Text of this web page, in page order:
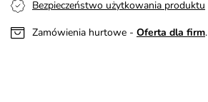
Bezpieczeństwo użytkowania produktu
Zamówienia hurtowe - Oferta dla firm.